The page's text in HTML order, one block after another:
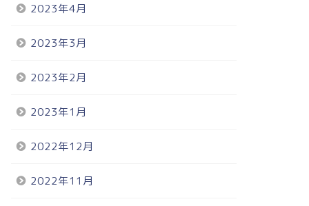
2023年4月
2023年3月
2023年2月
2023年1月
2022年12月
2022年11月